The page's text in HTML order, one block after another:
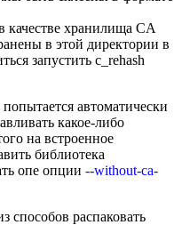
качестве хранилища CA
в этой директории в
запустить c_rehash
автоматически
какое-либо
на встроенное
библиотека
опе опции --without-ca-
способов распаковать